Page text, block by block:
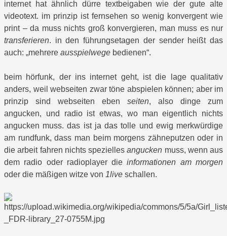
internet hat ähnlich dürre textbeigaben wie der gute alte
videotext. im prinzip ist fernsehen so wenig konvergent wie
print – da muss nichts groß konvergieren, man muss es nur
transferieren. in den führungsetagen der sender heißt das
auch: „mehrere ausspielwege bedienen“.
beim hörfunk, der ins internet geht, ist die lage qualitativ
anders, weil webseiten zwar töne abspielen können; aber im
prinzip sind webseiten eben seiten, also dinge zum
angucken, und radio ist etwas, wo man eigentlich nichts
angucken muss. das ist ja das tolle und ewig merkwürdige
am rundfunk, dass man beim morgens zähneputzen oder in
die arbeit fahren nichts speziellesangucken muss, wenn aus
dem radio oder radioplayer dieinformationen am morgen
oder die mäßigen witze von 1live schallen.